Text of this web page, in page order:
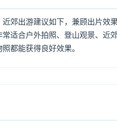
郊出游建议如下，兼顾出片效果
适合户外拍照、登山观景、近
都能获得良好效果。